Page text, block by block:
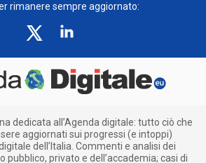
rimanere sempre aggiornato:
dedicata all’Agenda digitale: tutto ciò che
aggiornati sui progressi (e intoppi)
dell’Italia. Commenti e analisi dei
pubblico, privato e dell’accademia; casi di